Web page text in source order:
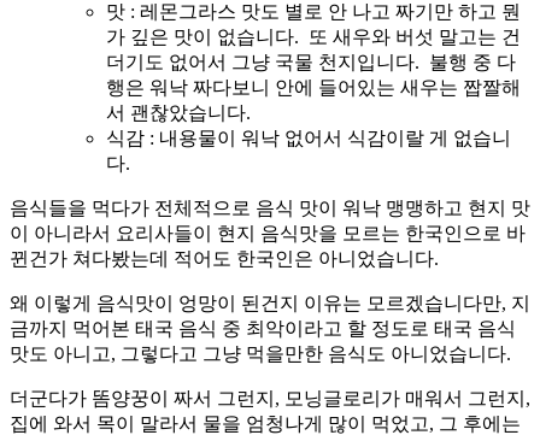
맛 : 레몬그라스 맛도 별로 안 나고 짜기만 하고 뭔
가 깊은 맛이 없습니다. 또 새우와 버섯 말고는 건
더기도 없어서 그냥 국물 천지입니다. 불행 중 다
행은 워낙 짜다보니 안에 들어있는 새우는 짭짤해
서 괜찮았습니다.
식감 : 내용물이 워낙 없어서 식감이랄 게 없습니
다.
음식들을 먹다가 전체적으로 음식 맛이 워낙 맹맹하고 현지 맛
이 아니라서 요리사들이 현지 음식맛을 모르는 한국인으로 바
뀐건가 쳐다봤는데 적어도 한국인은 아니었습니다.
왜 이렇게 음식맛이 엉망이 된건지 이유는 모르겠습니다만, 지
금까지 먹어본 태국 음식 중 최악이라고 할 정도로 태국 음식
맛도 아니고, 그렇다고 그냥 먹을만한 음식도 아니었습니다.
더군다가 똠양꿍이 짜서 그런지, 모닝글로리가 매워서 그런지,
집에 와서 목이 말라서 물을 엄청나게 많이 먹었고, 그 후에는